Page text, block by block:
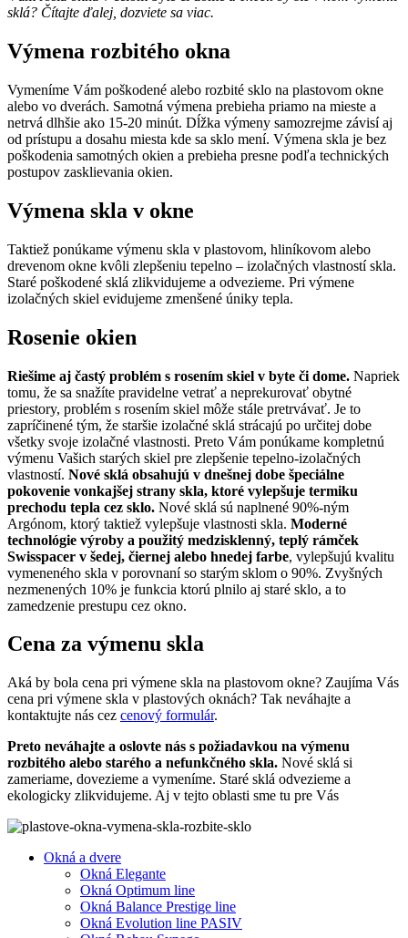
sklá? Čítajte ďalej, dozviete sa viac.
Výmena rozbitého okna
Vymeníme Vám poškodené alebo rozbité sklo na plastovom okne
alebo vo dverách. Samotná výmena prebieha priamo na mieste a
netrvá dlhšie ako 15-20 minút. Dĺžka výmeny samozrejme závisí aj
od prístupu a dosahu miesta kde sa sklo mení. Výmena skla je bez
poškodenia samotných okien a prebieha presne podľa technických
postupov zasklievania okien.
Výmena skla v okne
Taktiež ponúkame výmenu skla v plastovom, hliníkovom alebo
drevenom okne kvôli zlepšeniu tepelno – izolačných vlastností skla.
Staré poškodené sklá zlikvidujeme a odvezieme. Pri výmene
izolačných skiel evidujeme zmenšené úniky tepla.
Rosenie okien
Riešime aj častý problém s rosením skiel v byte či dome. Napriek
tomu, že sa snažíte pravidelne vetrať a neprekurovať obytné
priestory, problém s rosením skiel môže stále pretrvávať. Je to
zapríčinené tým, že staršie izolačné sklá strácajú po určitej dobe
všetky svoje izolačné vlastnosti. Preto Vám ponúkame kompletnú
výmenu Vašich starých skiel pre zlepšenie tepelno-izolačných
vlastností. Nové sklá obsahujú v dnešnej dobe špeciálne
pokovenie vonkajšej strany skla, ktoré vylepšuje termiku
prechodu tepla cez sklo. Nové sklá sú naplnené 90%-ným
Argónom, ktorý taktiež vylepšuje vlastnosti skla. Moderné
technológie výroby a použitý medzisklenný, teplý rámček
Swisspacer v šedej, čiernej alebo hnedej farbe, vylepšujú kvalitu
vymeneného skla v porovnaní so starým sklom o 90%. Zvyšných
nezmenených 10% je funkcia ktorú plnilo aj staré sklo, a to
zamedzenie prestupu cez okno.
Cena za výmenu skla
Aká by bola cena pri výmene skla na plastovom okne? Zaujíma Vás
cena pri výmene skla v plastových oknách? Tak neváhajte a
kontaktujte nás cez cenový formulár.
Preto neváhajte a oslovte nás s požiadavkou na výmenu
rozbitého alebo starého a nefunkčného skla. Nové sklá si
zameriame, dovezieme a vymeníme. Staré sklá odvezieme a
ekologicky zlikvidujeme. Aj v tejto oblasti sme tu pre Vás
Okná a dvere
Okná Elegante
Okná Optimum line
Okná Balance Prestige line
Okná Evolution line PASIV